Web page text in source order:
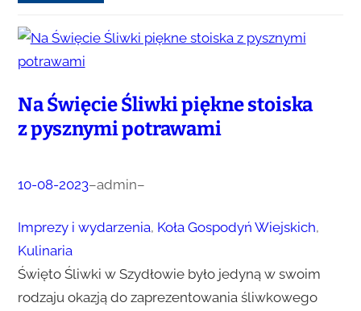
Na Święcie Śliwki piękne stoiska
z pysznymi potrawami
10-08-2023–admin–
Imprezy i wydarzenia, Koła Gospodyń Wiejskich
Kulinaria
Święto Śliwki w Szydłowie było jedyną w swoim
rodzaju okazją do zaprezentowania śliwkowego